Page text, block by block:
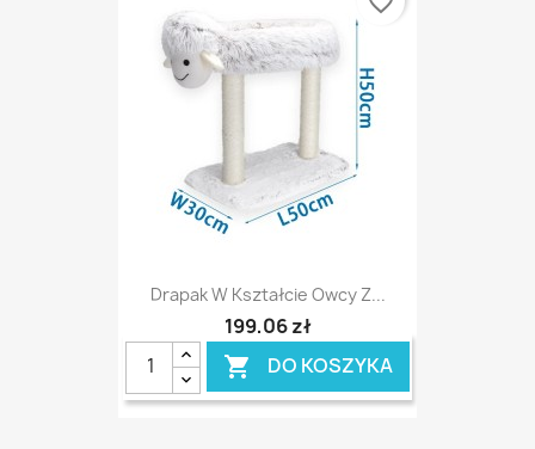
Drapak W Kształcie Owcy Z...
199,06 zł
 DO KOSZYKA